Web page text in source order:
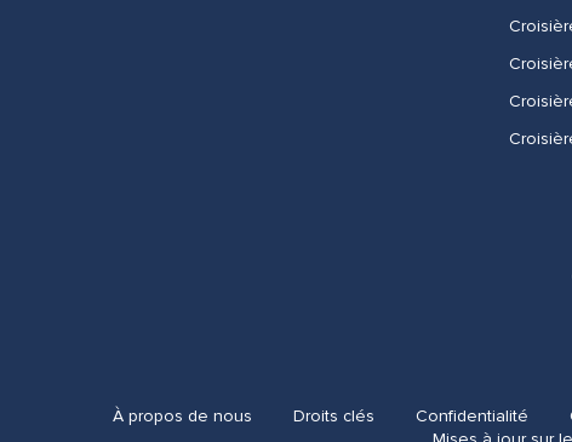
À propos de nous Droits clés Confidentialité